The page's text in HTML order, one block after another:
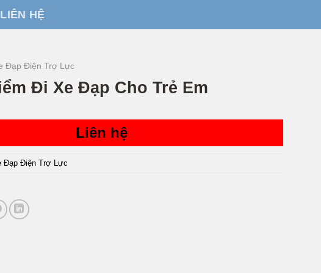
LIÊN HỆ
Đạp Điện Trợ Lực
Đi Xe Đạp Cho Trẻ Em
Liên hệ
Đạp Điện Trợ Lực